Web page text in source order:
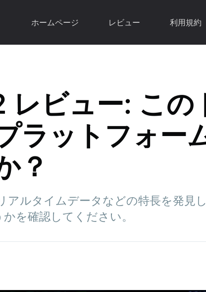
ホームページ レビュー 利用規約
ビュー: この
ラットフォー
？
アルタイムデータなどの特長を発見
を確認してください。